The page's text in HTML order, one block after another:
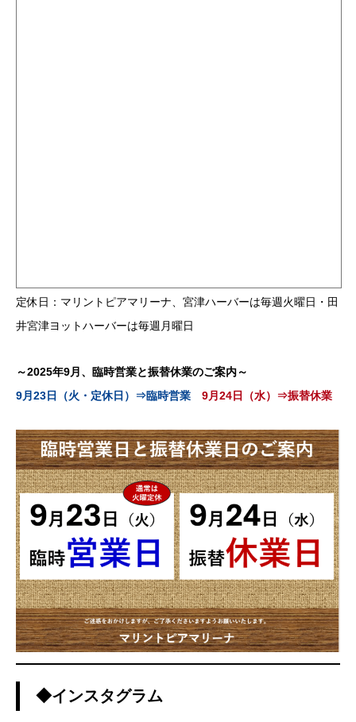
定休日：マリントピアマリーナ、宮津ハーバーは毎週火曜日・田
井宮津ヨットハーバーは毎週月曜日
～2025年9月、臨時営業と振替休業のご案内～
9月23日（火・定休日）⇒臨時営業
9月24日（水）⇒振替休業
◆インスタグラム